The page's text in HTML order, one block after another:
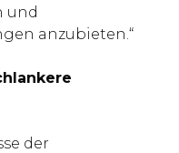
und
anzubieten.“
der